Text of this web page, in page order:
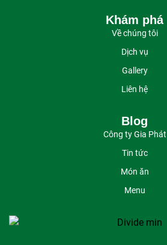
Khám phá
Về chúng tôi
Dịch vụ
Gallery
Liên hệ
Blog
Công ty Gia Phát
Tin tức
Món ăn
Menu